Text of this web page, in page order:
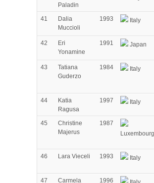
Paladin
41
Dalia
Muccioli
1993 Italy
42
Eri
Yonamine
1991 Japan
43
Tatiana
Guderzo
1984 Italy
44
Katia
Ragusa
1997 Italy
45
Christine
Majerus
1987
Luxembourg
46 Lara Vieceli 1993 Italy
47
Carmela
1996